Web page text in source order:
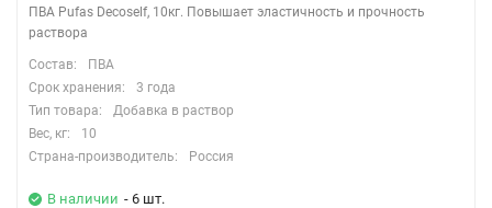
ПВА Pufas Decoself, 10кг. Повышает эластичность и прочность
раствора
Состав:
ПВА
Срок хранения:
3 года
Тип товара:
Добавка в раствор
Вес, кг:
10
Страна-производитель:
Россия
В наличии - 6 шт.